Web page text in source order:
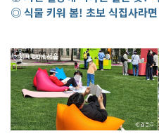
◎ 식물 키워 봄! 초보 식집사라